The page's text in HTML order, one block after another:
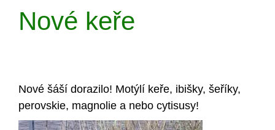
Nové keře
Nové šáší dorazilo! Motýlí keře, ibišky, šeříky,
perovskie, magnolie a nebo cytisusy!